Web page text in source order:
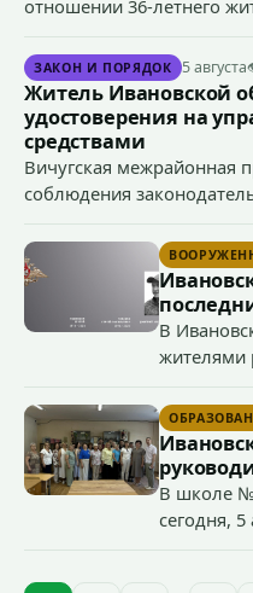
отношении 36-летнего
преступлений,
(угроза убийством), ч. 1
транспортного
(хулиганство).
ЗАКОН И ПОРЯДОК 5 августа
Житель Ивановской
удостоверения на
средствами
Вичугская межрайонная
соблюдения
прекращении права
средствами 38-летним
В
жителями
Сергеем
Хохловым
В школе №
сегодня,